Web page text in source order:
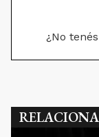
¿No